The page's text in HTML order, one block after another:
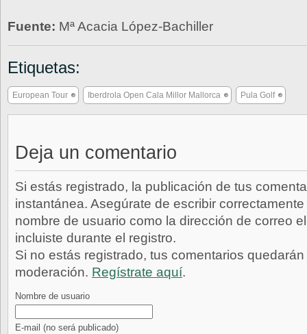
Fuente: Mª Acacia López-Bachiller
Etiquetas:
European Tour Iberdrola Open Cala Millor Mallorca Pula Golf
Deja un comentario
Si estás registrado, la publicación de tus
instantánea. Asegúrate de escribir
nombre de usuario como la dirección de correo
incluiste durante el registro.
Si no estás registrado, tus comentarios
moderación. Regístrate aquí.
Nombre de usuario
E-mail (no será publicado)